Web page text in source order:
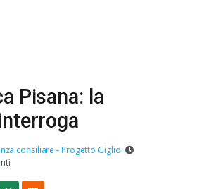
Pisana: la
consiliare - Progetto Giglio